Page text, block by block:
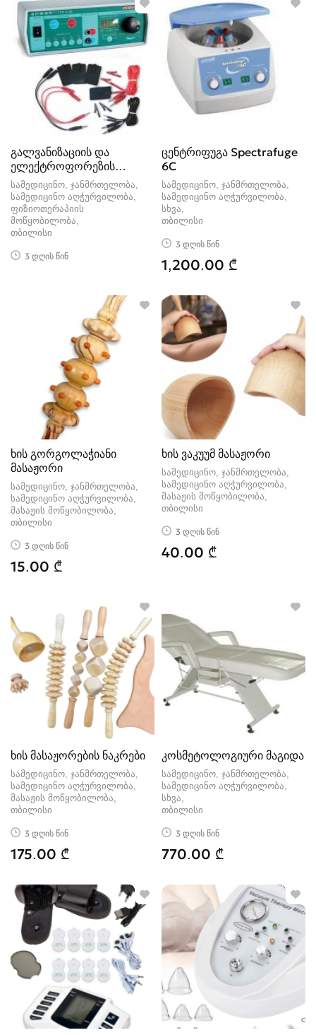
გალვანიზაციის და
ელექტროფორეზის
აპარატი Элфор-Проф
სამედიცინო, ჯანმრთელობა,
სამედიცინო აღჭურვილობა,
ფიზიოთერაპიის
მოწყობილობა
თბილისი
3 დღის წინ
ცენტრიფუგა Spectrafuge
6C
სამედიცინო, ჯანმრთელობა,
სამედიცინო აღჭურვილობა,
სხვა
თბილისი
3 დღის წინ
1,200.00 ₾
ხის გორგოლაჭიანი
მასაჟორი
სამედიცინო, ჯანმრთელობა,
სამედიცინო აღჭურვილობა,
მასაჟის მოწყობილობა
თბილისი
3 დღის წინ
15.00 ₾
ხის ვაკუუმ მასაჟორი
სამედიცინო, ჯანმრთელობა,
სამედიცინო აღჭურვილობა,
მასაჟის მოწყობილობა
თბილისი
3 დღის წინ
40.00 ₾
ხის მასაჟორების ნაკრები
სამედიცინო, ჯანმრთელობა,
სამედიცინო აღჭურვილობა,
მასაჟის მოწყობილობა
თბილისი
3 დღის წინ
175.00 ₾
კოსმეტოლოგიური მაგიდა
სამედიცინო, ჯანმრთელობა,
სამედიცინო აღჭურვილობა,
სხვა
თბილისი
3 დღის წინ
770.00 ₾